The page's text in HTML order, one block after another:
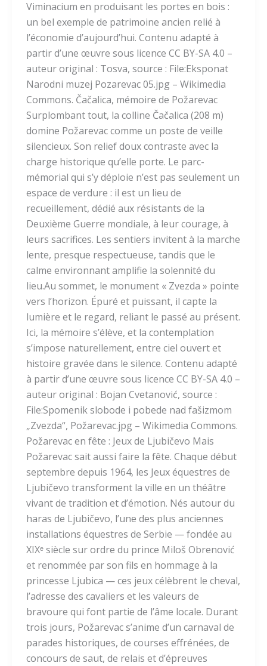
Viminacium en produisant les portes en bois :
un bel exemple de patrimoine ancien relié à
l’économie d’aujourd’hui. Contenu adapté à
partir d’une œuvre sous licence CC BY-SA 4.0 –
auteur original : Tosva, source : File:Eksponat
Narodni muzej Pozarevac 05.jpg – Wikimedia
Commons. Čačalica, mémoire de Požarevac
Surplombant tout, la colline Čačalica (208 m)
domine Požarevac comme un poste de veille
silencieux. Son relief doux contraste avec la
charge historique qu’elle porte. Le parc-
mémorial qui s’y déploie n’est pas seulement un
espace de verdure : il est un lieu de
recueillement, dédié aux résistants de la
Deuxième Guerre mondiale, à leur courage, à
leurs sacrifices. Les sentiers invitent à la marche
lente, presque respectueuse, tandis que le
calme environnant amplifie la solennité du
lieu.Au sommet, le monument « Zvezda » pointe
vers l’horizon. Épuré et puissant, il capte la
lumière et le regard, reliant le passé au présent.
Ici, la mémoire s’élève, et la contemplation
s’impose naturellement, entre ciel ouvert et
histoire gravée dans le silence. Contenu adapté
à partir d’une œuvre sous licence CC BY-SA 4.0 –
auteur original : Bojan Cvetanović, source :
File:Spomenik slobode i pobede nad fašizmom
„Zvezda“, Požarevac.jpg – Wikimedia Commons.
Požarevac en fête : Jeux de Ljubičevo Mais
Požarevac sait aussi faire la fête. Chaque début
septembre depuis 1964, les Jeux équestres de
Ljubičevo transforment la ville en un théâtre
vivant de tradition et d’émotion. Nés autour du
haras de Ljubičevo, l’une des plus anciennes
installations équestres de Serbie — fondée au
XIXᵉ siècle sur ordre du prince Miloš Obrenović
et renommée par son fils en hommage à la
princesse Ljubica — ces jeux célèbrent le cheval,
l’adresse des cavaliers et les valeurs de
bravoure qui font partie de l’âme locale. Durant
trois jours, Požarevac s’anime d’un carnaval de
parades historiques, de courses effrénées, de
concours de saut, de relais et d’épreuves